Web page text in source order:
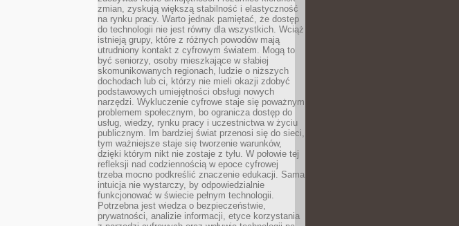
zmian, zyskują większą stabilność i elastyczność
na rynku pracy. Warto jednak pamiętać, że dostęp
do technologii nie jest równy dla wszystkich. Wciąż
istnieją grupy, które z różnych powodów mają
utrudniony kontakt z cyfrowym światem. Mogą to
być seniorzy, osoby mieszkające w słabiej
skomunikowanych regionach, ludzie o niższych
dochodach lub ci, którzy nie mieli okazji zdobyć
podstawowych umiejętności obsługi nowych
narzędzi. Wykluczenie cyfrowe staje się poważnym
problemem społecznym, bo ogranicza dostęp do
usług, wiedzy, rynku pracy i uczestnictwa w życiu
publicznym. Im bardziej świat przenosi się do sieci,
tym ważniejsze staje się tworzenie warunków,
dzięki którym nikt nie zostaje z tyłu. W połowie tej
refleksji nad codziennością w epoce cyfrowej
trzeba mocno podkreślić znaczenie edukacji. Sama
intuicja nie wystarczy, by odpowiedzialnie
funkcjonować w świecie pełnym technologii.
Potrzebna jest wiedza o bezpieczeństwie,
prywatności, analizie informacji, etyce korzystania